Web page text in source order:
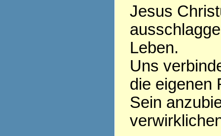
Jesus
Leben.
Uns
die eigenen
Sein